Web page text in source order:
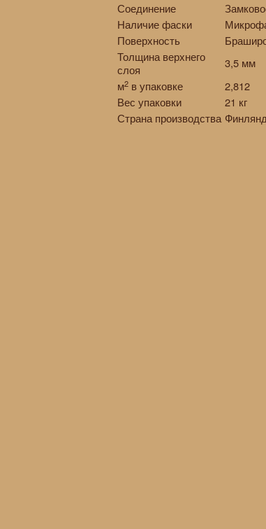
Соединение
Наличие фаски
Поверхность
Толщина верхнего
слоя
3,5 мм
м2 в упаковке
2,812
Вес упаковки
21 кг
Страна производства